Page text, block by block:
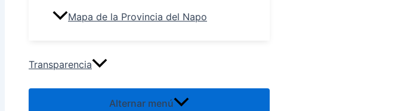
Mapa de la Provincia del Napo
Transparencia
Alternar menú